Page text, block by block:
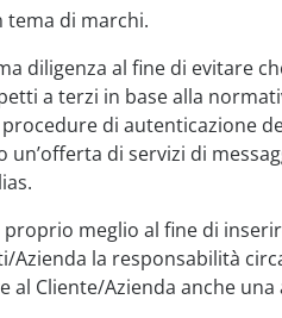
tema di marchi.
diligenza al fine di evitare
a terzi in base alla
di autenticazione
di servizi di
meglio al fine di
la responsabilità
Cliente/Azienda anche